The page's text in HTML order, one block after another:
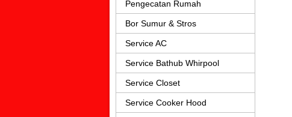
Pengecatan Rumah
Bor Sumur & Stros
Service AC
Service Bathub Whirpool
Service Closet
Service Cooker Hood